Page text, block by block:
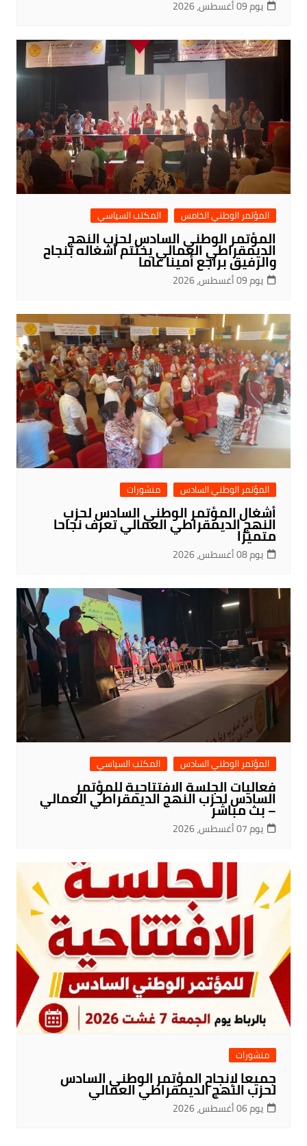
يوم 09 أغسطس، 2026
المؤتمر الوطني الخامس المكتب السياسي
المؤتمر الوطني السادس لحزب النهج
الديمقراطي العمالي يختتم أشغاله بنجاح
والرفيق براجع أمينا عاما
يوم 09 أغسطس، 2026
المؤتمر الوطني السادس منشورات
أشغال المؤتمر الوطني السادس لحزب
النهج الديمقراطي العمالي تعرف نجاحا
متميزا
يوم 08 أغسطس، 2026
المؤتمر الوطني السادس المكتب السياسي
فعاليات الجلسة الافتتاحية للمؤتمر
السادس لحزب النهج الديمقراطي العمالي
– بث مباشر
يوم 07 أغسطس، 2026
منشورات
جميعا لإنجاح المؤتمر الوطني السادس
لحزب النهج الديمقراطي العمالي
يوم 06 أغسطس، 2026